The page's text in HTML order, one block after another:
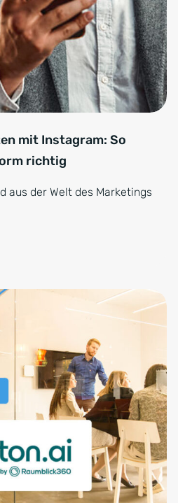
mit Instagram: So
richtig
aus der Welt des Marketings